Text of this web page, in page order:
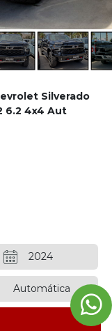
Silverado
6.2 4x4 Aut
2024
Automática